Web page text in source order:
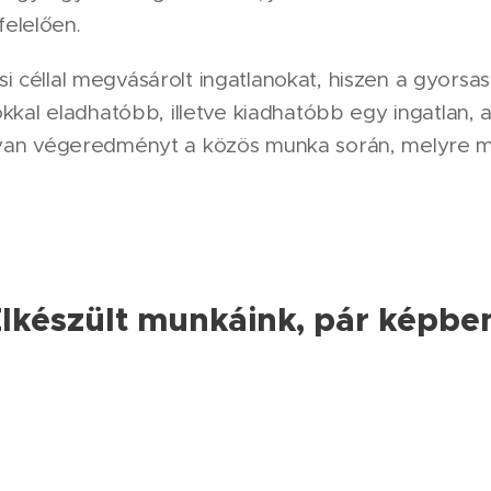
céllal megvásárolt ingatlanokat, hiszen a
eladhatóbb, illetve kiadhatóbb egy ingatlan,
végeredményt a közös munka során, melyre
munkáink, pár